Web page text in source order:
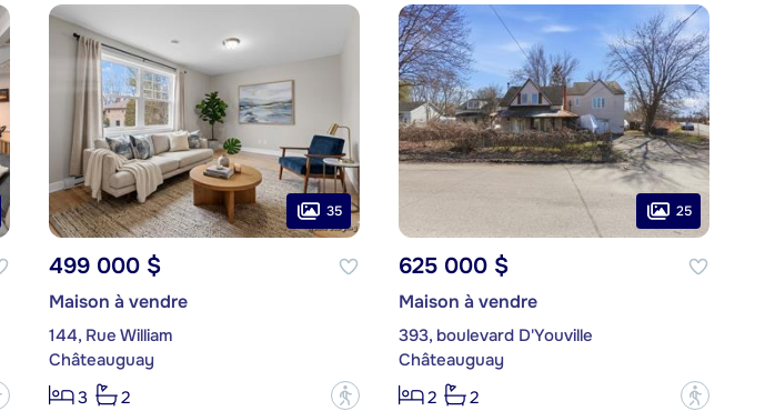
35
499 000 $
Maison à vendre
144, Rue William
Châteauguay
3
2 ?
25
625 000 $
Maison à vendre
393, boulevard D'Youville
Châteauguay
2
2 ?